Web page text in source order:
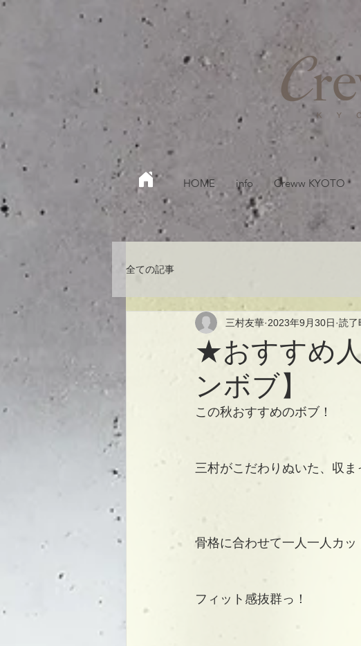
HOME info Creww KYOTO
全ての記事
★おすすめ
ンボブ】
三村友華 2023年9月30日 読了
この秋おすすめのボブ！
三村がこだわりぬいた、収
骨格に合わせて一人一人カ
フィット感抜群っ！